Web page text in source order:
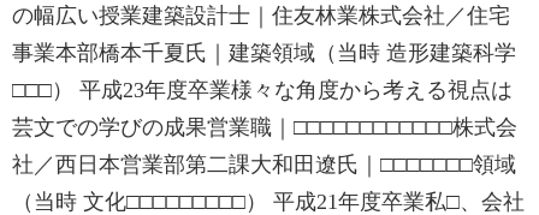
の幅広い授業建築設計士｜住友林業株式会社／住宅
事業本部橋本千夏氏｜建築領域（当時 造形建築科学
□□□） 平成23年度卒業様々な角度から考える視点は
芸文での学びの成果営業職｜□□□□□□□□□□□□株式会
社／西日本営業部第二課大和田遼氏｜□□□□□□□領域
（当時 文化□□□□□□□□□） 平成21年度卒業私□、会社